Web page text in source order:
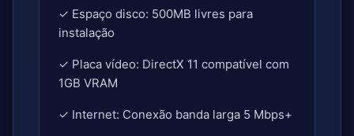
✓ Espaço disco: 500MB livres para
instalação
✓ Placa vídeo: DirectX 11 compatível com
1GB VRAM
✓ Internet: Conexão banda larga 5 Mbps+